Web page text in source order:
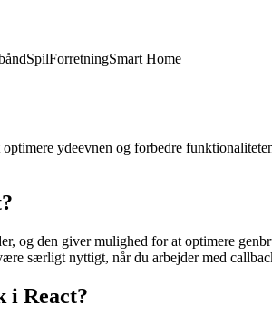
SpilForretningSmart Home
ydeevnen og forbedre
og den giver mulighed for at optimere
særligt nyttigt, når du arbejder med
i React?